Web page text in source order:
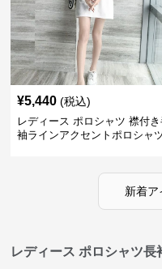
¥5,440 (税込)
レディース ポロシャツ 襟付
袖ラインアクセントポロシャ
新着ア
レディース ポロシャツ長